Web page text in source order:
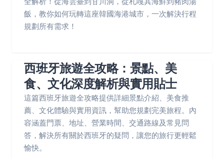
飯，教你如何玩轉這座韓國海港城市，一次解決行程
規劃所有需求！
西班牙旅遊全攻略：景點、美
食、文化深度解析與實用貼士
這篇西班牙旅遊全攻略提供詳細景點介紹、美食推
薦、文化體驗與實用資訊，幫助您規劃完美旅程。內
容涵蓋門票、地址、營業時間、交通路線及常見問
答，解決所有關於西班牙的疑問，讓您的旅行更輕鬆
愉快。